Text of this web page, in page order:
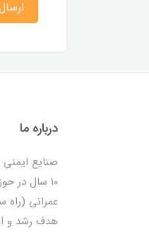
درباره ما
صنایع
10 سال در
عمرانی
هدف رشد و